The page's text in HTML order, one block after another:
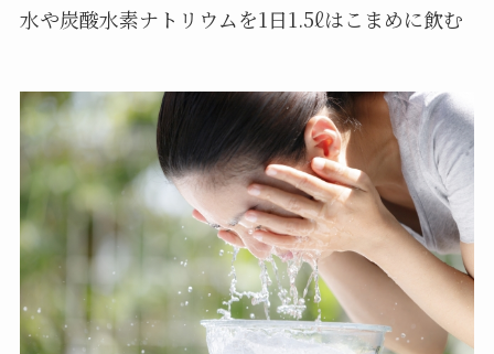
水や炭酸水素ナトリウムを1日1.5ℓはこまめに飲む